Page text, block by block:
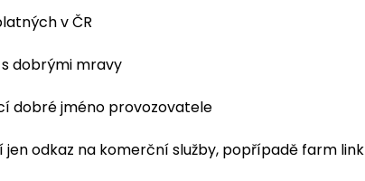
v ČR
dobrými mravy
dobré jméno provozovatele
jen odkaz na komerční služby, popřípadě farm link